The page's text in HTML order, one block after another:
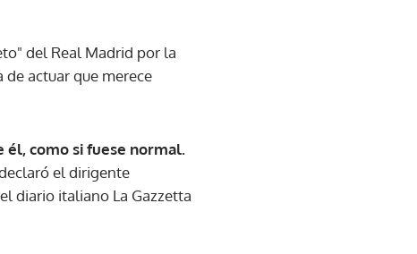
del Real Madrid por la
actuar que merece
él, como si fuese normal.
el dirigente
diario italiano La Gazzetta